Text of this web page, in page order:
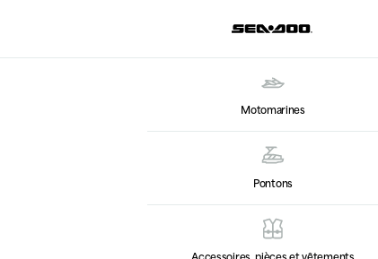
Motomarines
Pontons